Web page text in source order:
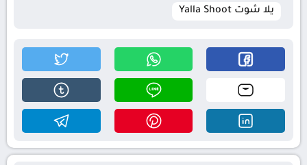
يلا شوت Yalla Shoot